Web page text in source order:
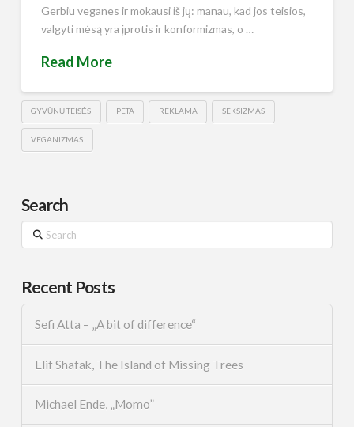
Gerbiu veganes ir mokausi iš jų: manau, kad jos teisios,
valgyti mėsą yra įprotis ir konformizmas, o …
Read More
GYVŪNŲ TEISĖS PETA REKLAMA SEKSIZMAS
VEGANIZMAS
Search
Search
Recent Posts
Sefi Atta – „A bit of difference“
Elif Shafak, The Island of Missing Trees
Michael Ende, „Momo”